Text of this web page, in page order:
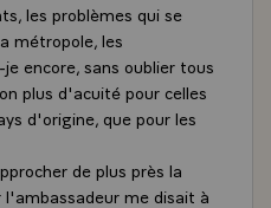
les problèmes qui se
métropole, les
encore, sans oublier tous
plus d'acuité pour celles
d'origine, que pour les
de plus près la
me disait à